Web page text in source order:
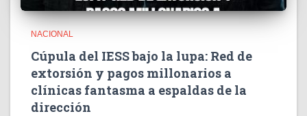
NACIONAL
Cúpula del IESS bajo la lupa: Red de
extorsión y pagos millonarios a
clínicas fantasma a espaldas de la
dirección